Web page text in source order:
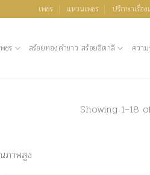
เพชร แหวนเพชร ปรึกษาเรื่อง
ชร สร้อยทองคำขาว สร้อยอิตาลี ความ
Showing 1–18
ภาพสูง